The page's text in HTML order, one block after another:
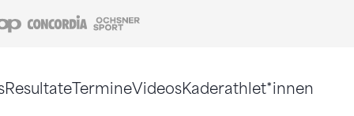
Coop Concordia
ResultateTermineVideosKaderathlet*innen